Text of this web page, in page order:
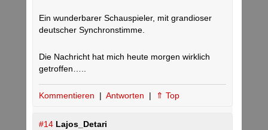
Ein wunderbarer Schauspieler, mit grandioser
deutscher Synchronstimme.
Die Nachricht hat mich heute morgen wirklich
getroffen…..
Kommentieren | Antworten | ⇑ Top
#14 Lajos_Detari